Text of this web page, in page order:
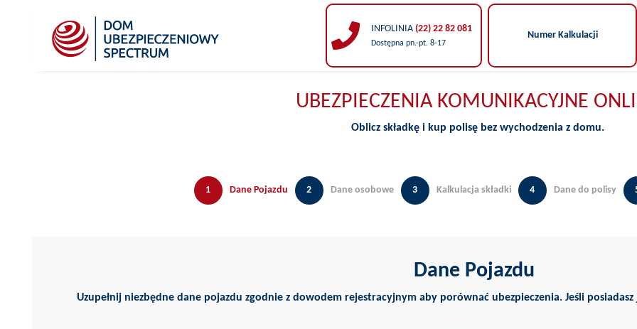
INFOLINIA (22) 22 82 081
Dostępna pn.-pt. 8-17
Numer Kalkulacji
UBEZPIECZENIA KOMUNIKACYJNE
Oblicz składkę i kup polisę bez wychodzenia z domu.
1 Dane Pojazdu 2 Dane osobowe 3 Kalkulacja składki 4 Dane do polisy
Dane Pojazdu
Uzupełnij niezbędne dane pojazdu zgodnie z dowodem